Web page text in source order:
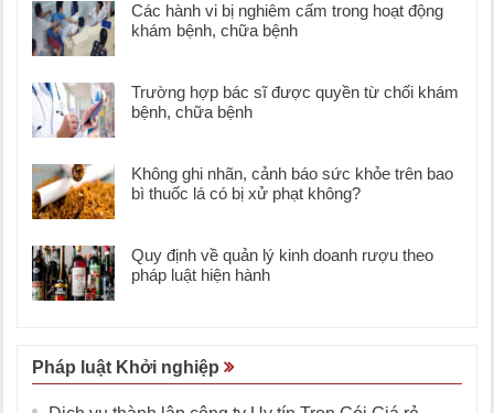
Các hành vi bị nghiêm cấm trong hoạt động
khám bệnh, chữa bệnh
Trường hợp bác sĩ được quyền từ chối khám
bệnh, chữa bệnh
Không ghi nhãn, cảnh báo sức khỏe trên bao
bì thuốc lá có bị xử phạt không?
Quy định về quản lý kinh doanh rượu theo
pháp luật hiện hành
Pháp luật Khởi nghiệp